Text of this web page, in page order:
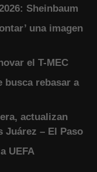
Sheinbaum
una imagen
el T-MEC
busca rebasar a
actualizan
Juárez – El Paso
UEFA